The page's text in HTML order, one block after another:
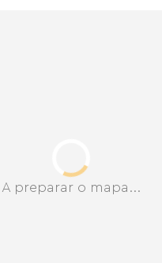
A preparar o mapa...